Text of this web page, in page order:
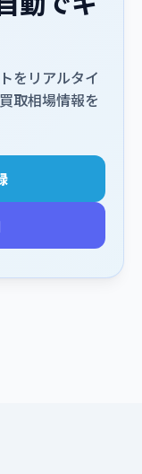
をリアルタイ
取相場情報を